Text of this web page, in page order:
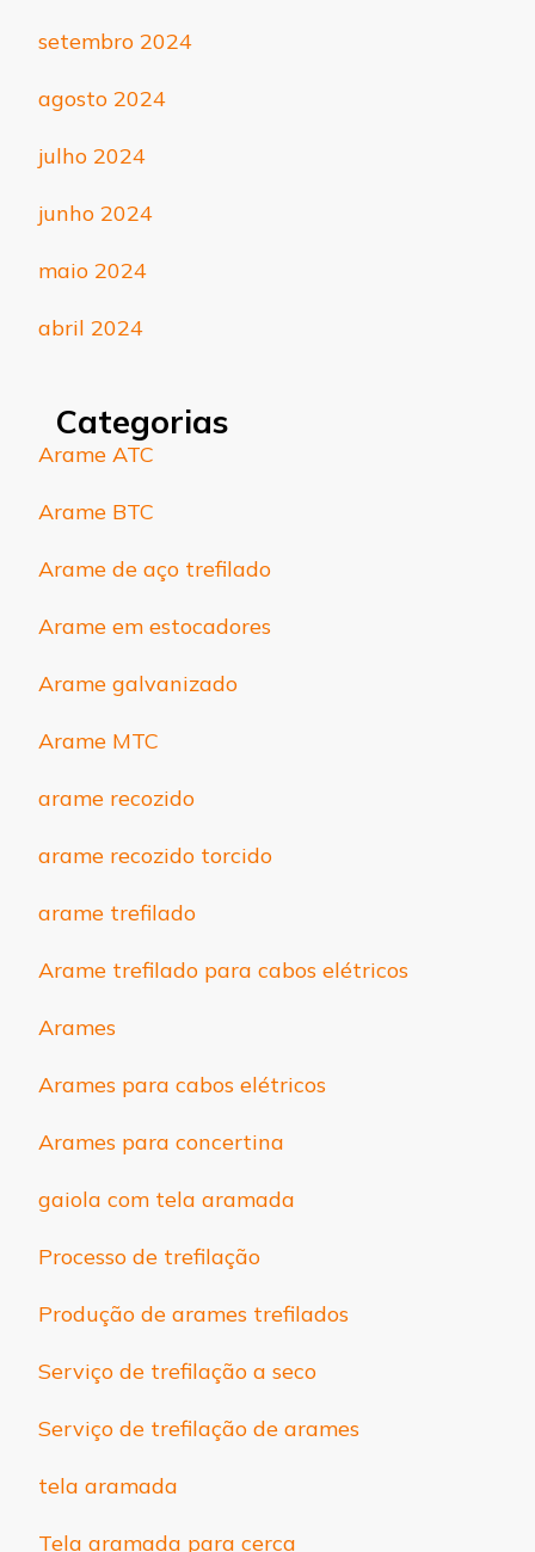
setembro 2024
agosto 2024
julho 2024
junho 2024
maio 2024
abril 2024
Categorias
Arame ATC
Arame BTC
Arame de aço trefilado
Arame em estocadores
Arame galvanizado
Arame MTC
arame recozido
arame recozido torcido
arame trefilado
Arame trefilado para cabos elétricos
Arames
Arames para cabos elétricos
Arames para concertina
gaiola com tela aramada
Processo de trefilação
Produção de arames trefilados
Serviço de trefilação a seco
Serviço de trefilação de arames
tela aramada
Tela aramada para cerca